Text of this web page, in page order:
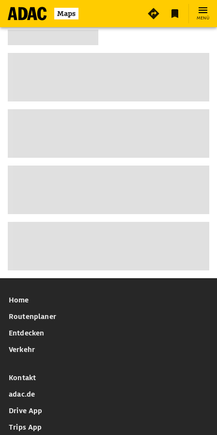
Maps MENÜ
Home
Routenplaner
Entdecken
Verkehr
Kontakt
adac.de
Drive App
Trips App